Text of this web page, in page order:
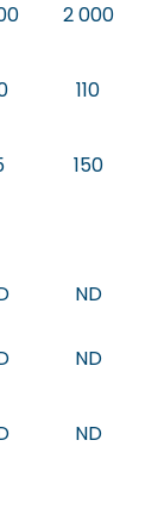
2 000
110
150
ND
ND
ND